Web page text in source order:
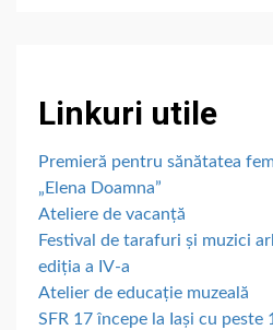
Linkuri utile
Premieră pentru sănătatea
„Elena Doamna”
Ateliere de vacanță
Festival de tarafuri și muzici
ediția a IV-a
Atelier de educație muzeală
SFR 17 începe la Iași cu peste